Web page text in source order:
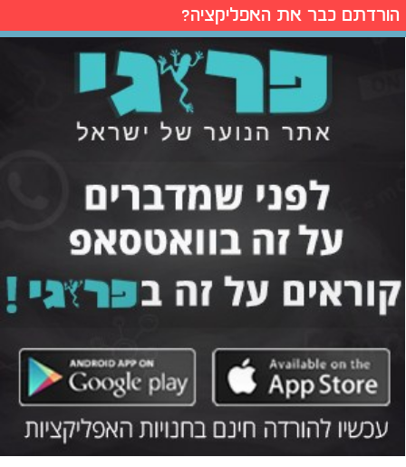
הורדתם כבר את האפליקציה?